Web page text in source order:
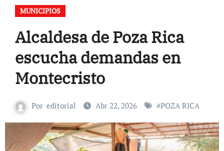
MUNICIPIOS
Alcaldesa de Poza Rica
escucha demandas en
Montecristo
Por editorial Abr 22, 2026 #POZA RICA